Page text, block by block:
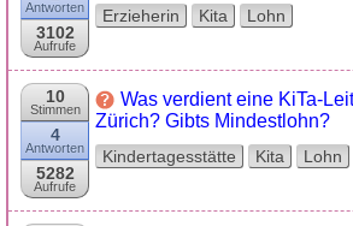
Antworten
3102
Aufrufe
Erzieherin Kita Lohn
10
Stimmen
4
Antworten
5282
Aufrufe
Was verdient eine KiTa-
Zürich? Gibts Mindestlohn?
Kindertagesstätte Kita Lohn